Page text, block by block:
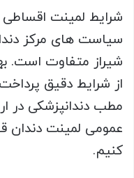
شرایط لمینت اقساطی
سیاست های مرکز
شیراز متفاوت است.
از شرایط دقیق
مطب دندانپزشکی در
عمومی لمینت دندان
کنیم.